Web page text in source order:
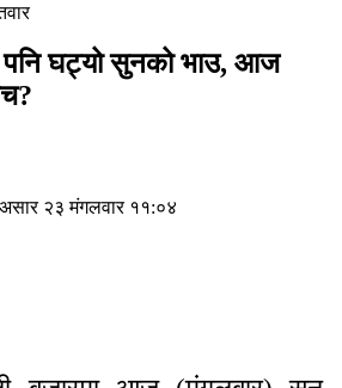
पनि घट्यो सुनको भाउ, आज
२३ मंगलवार ११:०४